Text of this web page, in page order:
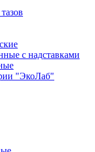
с надставками
"ЭкоЛаб"